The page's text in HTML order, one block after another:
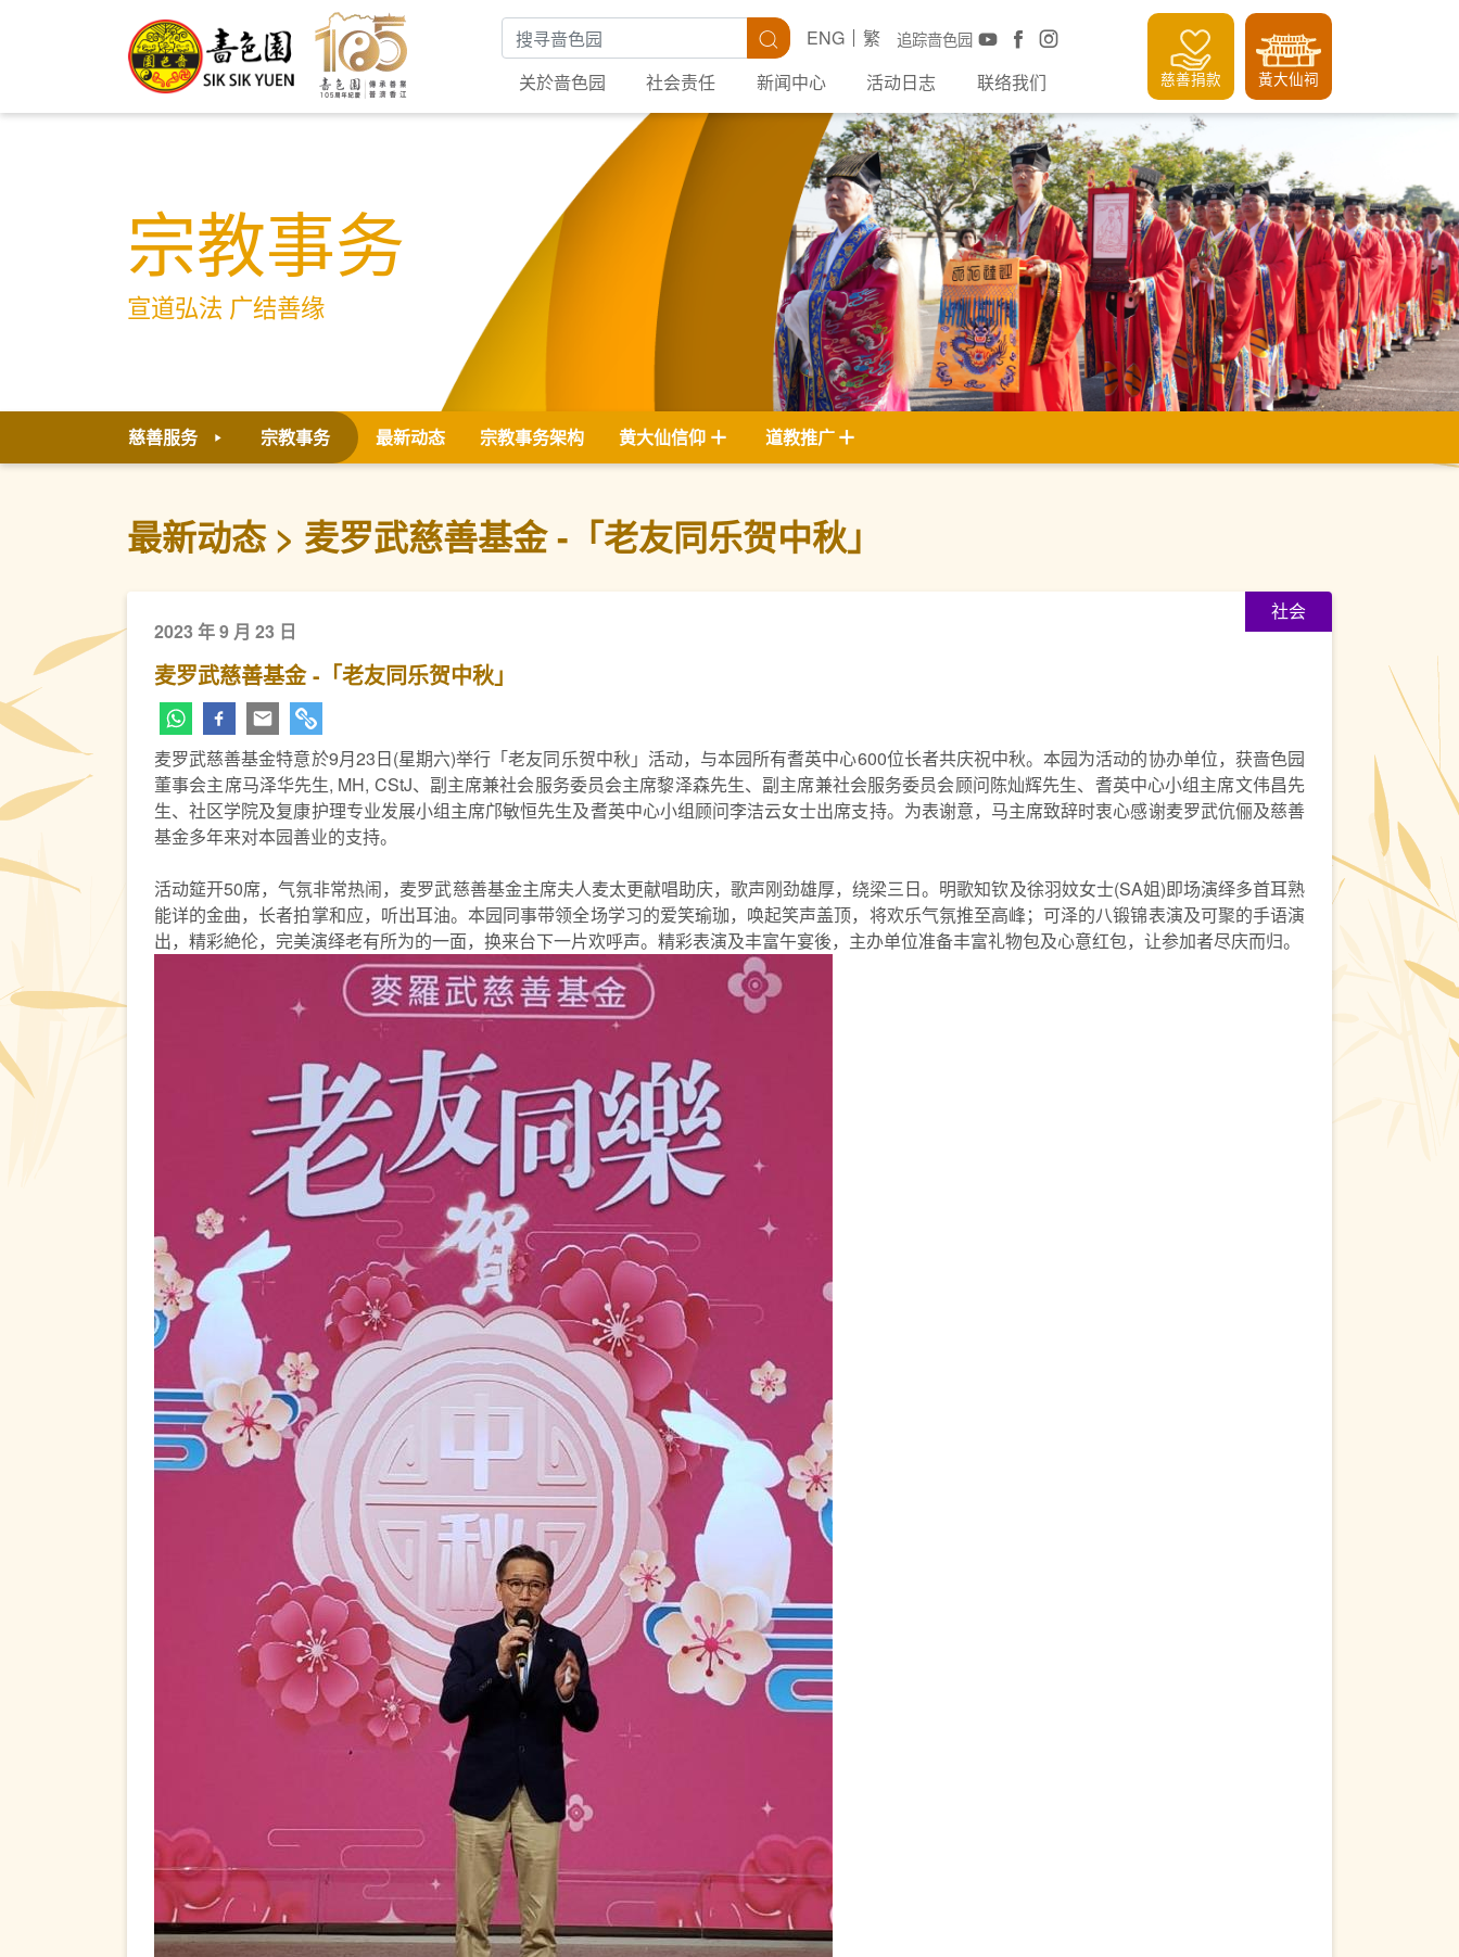
搜寻关键字 搜寻 追踪啬色园
ENG
繁
关於啬色园
社会责任 新闻中心 活动日志 联络我们 慈善捐款 黃大仙祠
宗教事务
宣道弘法 广结善缘
慈善服务 宗教事务 最新动态 宗教事务架构 黄大仙信仰 道教推广
最新动态 麦罗武慈善基金 -「老友同乐贺中秋」
社会
2023 年 9 月 23 日
麦罗武慈善基金 -「老友同乐贺中秋」
麦罗武慈善基金特意於9月23日(星期六)举行「老友同乐贺中秋」活动，与本园所有耆英中心600位长者共庆祝中秋。本园为活动的协办单位，获啬色园
董事会主席马泽华先生, MH, CStJ、副主席兼社会服务委员会主席黎泽森先生、副主席兼社会服务委员会顾问陈灿辉先生、耆英中心小组主席文伟昌先
生、社区学院及复康护理专业发展小组主席邝敏恒先生及耆英中心小组顾问李洁云女士出席支持。为表谢意，马主席致辞时衷心感谢麦罗武伉俪及慈善
基金多年来对本园善业的支持。
活动筵开50席，气氛非常热闹，麦罗武慈善基金主席夫人麦太更献唱助庆，歌声刚劲雄厚，绕梁三日。明歌知钦及徐羽妏女士(SA姐)即场演绎多首耳熟
能详的金曲，长者拍掌和应，听出耳油。本园同事带领全场学习的爱笑瑜珈，唤起笑声盖顶，将欢乐气氛推至高峰；可泽的八锻锦表演及可聚的手语演
出，精彩絶伦，完美演绎老有所为的一面，换来台下一片欢呼声。精彩表演及丰富午宴後，主办单位准备丰富礼物包及心意红包，让参加者尽庆而归。